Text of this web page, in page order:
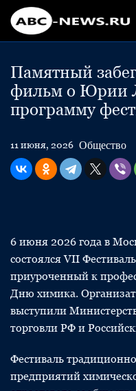
Памятный
фильм о Юрии
программу
11 июня, 2026 Общество
6 июня 2026 года в
состоялся VII
приуроченный к
Дню химика.
выступили
торговли РФ и
Фестиваль
предприятий